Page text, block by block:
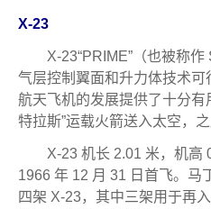
X-23
X-23“PRIME”（也被称作
气层控制翼面和升力体技术可
航天飞机的发展提供了十分有
特拉斯”运载火箭送入太空，之
X-23 机长 2.01 米，机高
1966 年 12 月 31 日首飞。马
四架 X-23，其中三架用于再